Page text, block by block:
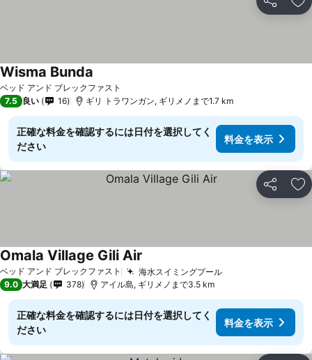
シェア お
ベッド アンド ブレックファスト
Wisma Bunda
7.5 良い 16 ギリ トラワンガン, ギリメノまで1.7 km
正確な料金を確認するには日付を選択してく
ださい
料金を表示
シェア お
ベッド アンド ブレックファスト 海水スイミングプール料金を表示
Omala Village Gili Air
9.0 大満足 378 アイル島, ギリメノまで3.5 km
正確な料金を確認するには日付を選択してく
ださい
料金を表示